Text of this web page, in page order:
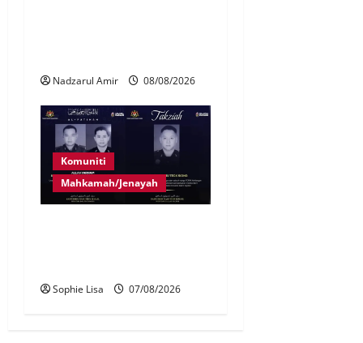
Nadzarul Amir 08/08/2026
Komuniti
Mahkamah/Jenayah
Sophie Lisa 07/08/2026